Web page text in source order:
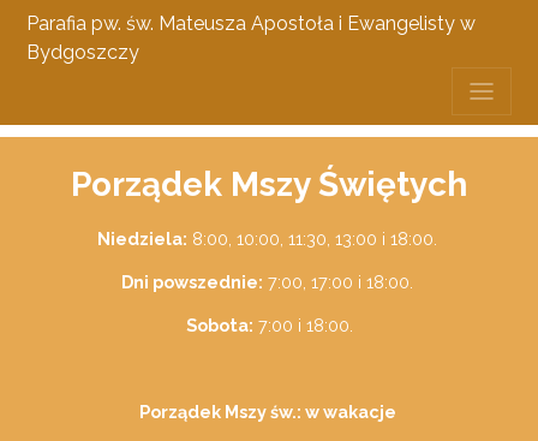
Parafia pw. św. Mateusza Apostoła i Ewangelisty w
Bydgoszczy
Porządek Mszy Świętych
Niedziela: 8:00, 10:00, 11:30, 13:00 i 18:00.
Dni powszednie: 7:00, 17:00 i 18:00.
Sobota: 7:00 i 18:00.
Porządek Mszy św.: w wakacje